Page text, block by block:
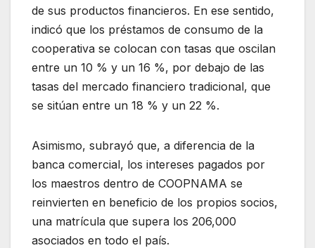
de sus productos financieros. En ese sentido,
indicó que los préstamos de consumo de la
cooperativa se colocan con tasas que oscilan
entre un 10 % y un 16 %, por debajo de las
tasas del mercado financiero tradicional, que
se sitúan entre un 18 % y un 22 %.
Asimismo, subrayó que, a diferencia de la
banca comercial, los intereses pagados por
los maestros dentro de COOPNAMA se
reinvierten en beneficio de los propios socios,
una matrícula que supera los 206,000
asociados en todo el país.